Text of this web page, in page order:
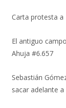
Carta protesta a
El antiguo
Ahuja #6.657
Sebastián
sacar adelante